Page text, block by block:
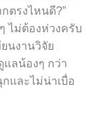
ตรงไหนดี?”
ไม่ต้องห่วงครับ
นงานวิจัย
ลน้องๆ กว่า
และไม่น่าเบื่อ